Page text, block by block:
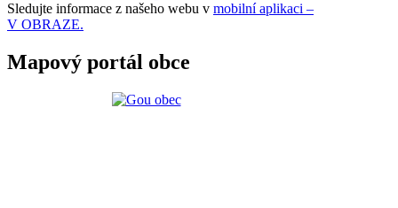
Sledujte informace z našeho webu v mobilní aplikaci –
V OBRAZE.
Mapový portál obce